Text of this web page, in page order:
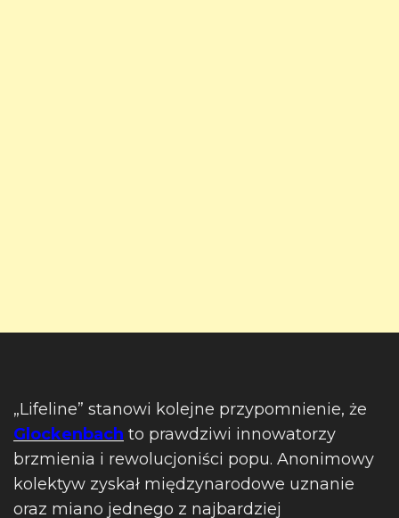
„Lifeline” stanowi kolejne przypomnienie, że
Glockenbach to prawdziwi innowatorzy
brzmienia i rewolucjoniści popu. Anonimowy
kolektyw zyskał międzynarodowe uznanie
oraz miano jednego z najbardziej